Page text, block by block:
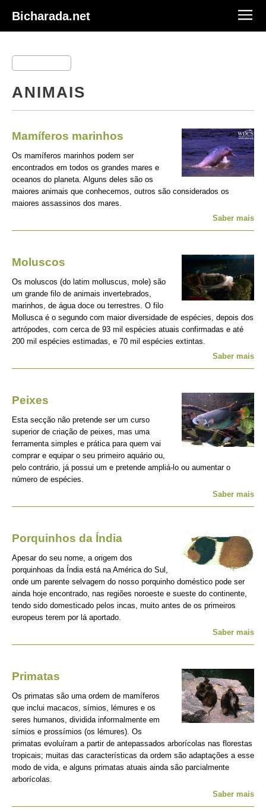
Bicharada.net
ANIMAIS
Mamíferos marinhos
Os mamíferos marinhos podem ser
encontrados em todos os grandes mares e
oceanos do planeta. Alguns deles são os
maiores animais que conhecemos, outros são considerados os
maiores assassinos dos mares.
Saber mais
Moluscos
Os moluscos (do latim molluscus, mole) são
um grande filo de animais invertebrados,
marinhos, de água doce ou terrestres. O filo
Mollusca é o segundo com maior diversidade de espécies, depois dos
artrópodes, com cerca de 93 mil espécies atuais confirmadas e até
200 mil espécies estimadas, e 70 mil espécies extintas.
Saber mais
Peixes
Esta secção não pretende ser um curso
superior de criação de peixes, mas uma
ferramenta simples e prática para quem vai
comprar e equipar o seu primeiro aquário ou,
pelo contrário, já possui um e pretende ampliá-lo ou aumentar o
número de espécies.
Saber mais
Porquinhos da Índia
Apesar do seu nome, a origem dos
porquinhoas da Índia está na América do Sul,
onde um parente selvagem do nosso porquinho doméstico pode ser
ainda hoje encontrado, nas regiões noroeste e sueste do continente,
tendo sido domesticado pelos incas, muito antes de os primeiros
europeus terem por lá aportado.
Saber mais
Primatas
Os primatas são uma ordem de mamíferos
que inclui macacos, símios, lémures e os
seres humanos, dividida informalmente em
símios e prossímios (os lémures). Os
primatas evoluíram a partir de antepassados arborícolas nas florestas
tropicais; muitas das características da ordem são adaptações a esse
modo de vida, e alguns primatas atuais ainda são parcialmente
arborícolas.
Saber mais